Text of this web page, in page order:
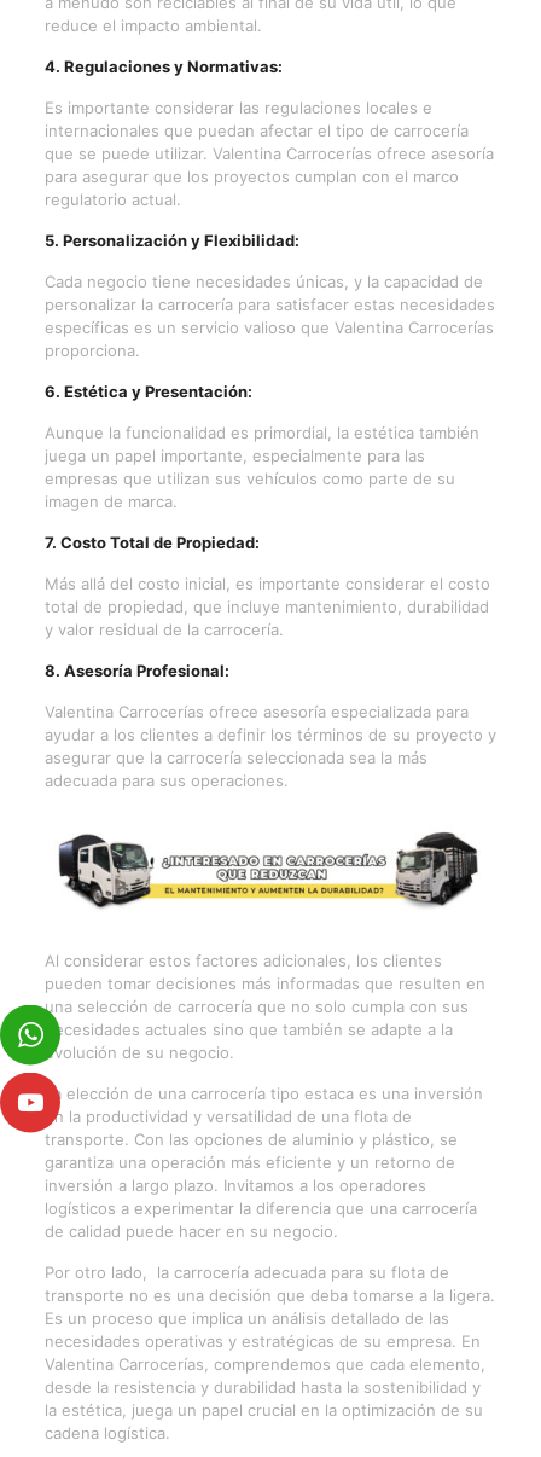
reduce el impacto ambiental.
4. Regulaciones y Normativas:
Es importante considerar las regulaciones locales e
internacionales que puedan afectar el tipo de carrocería
que se puede utilizar. Valentina Carrocerías ofrece asesoría
para asegurar que los proyectos cumplan con el marco
regulatorio actual.
5. Personalización y Flexibilidad:
Cada negocio tiene necesidades únicas, y la capacidad de
personalizar la carrocería para satisfacer estas necesidades
específicas es un servicio valioso que Valentina Carrocerías
proporciona.
6. Estética y Presentación:
Aunque la funcionalidad es primordial, la estética también
juega un papel importante, especialmente para las
empresas que utilizan sus vehículos como parte de su
imagen de marca.
7. Costo Total de Propiedad:
Más allá del costo inicial, es importante considerar el costo
total de propiedad, que incluye mantenimiento, durabilidad
y valor residual de la carrocería.
8. Asesoría Profesional:
Valentina Carrocerías ofrece asesoría especializada para
ayudar a los clientes a definir los términos de su proyecto y
asegurar que la carrocería seleccionada sea la más
adecuada para sus operaciones.
Al considerar estos factores adicionales, los clientes
pueden tomar decisiones más informadas que resulten en
una selección de carrocería que no solo cumpla con sus
necesidades actuales sino que también se adapte a la
evolución de su negocio.
La elección de una carrocería tipo estaca es una inversión
en la productividad y versatilidad de una flota de
transporte. Con las opciones de aluminio y plástico, se
garantiza una operación más eficiente y un retorno de
inversión a largo plazo. Invitamos a los operadores
logísticos a experimentar la diferencia que una carrocería
de calidad puede hacer en su negocio.
Por otro lado, la carrocería adecuada para su flota de
transporte no es una decisión que deba tomarse a la ligera.
Es un proceso que implica un análisis detallado de las
necesidades operativas y estratégicas de su empresa. En
Valentina Carrocerías, comprendemos que cada elemento,
desde la resistencia y durabilidad hasta la sostenibilidad y
la estética, juega un papel crucial en la optimización de su
cadena logística.